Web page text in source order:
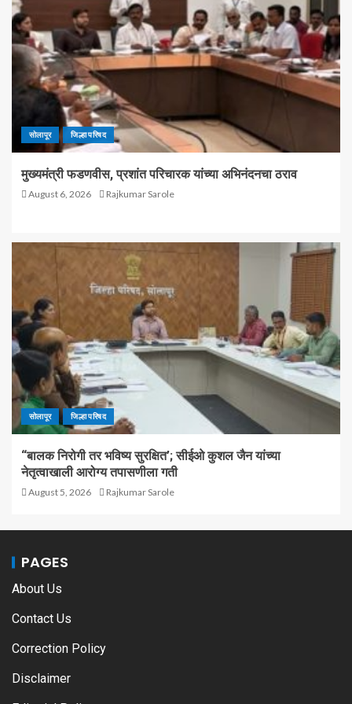
सोलापूर जिल्हा परिषद
मुख्यमंत्री फडणवीस, प्रशांत परिचारक यांच्या अभिनंदनचा ठराव
August 6, 2026 Rajkumar Sarole
सोलापूर जिल्हा परिषद
“बालक निरोगी तर भविष्य सुरक्षित’; सीईओ कुशल जैन यांच्या
नेतृत्वाखाली आरोग्य तपासणीला गती
August 5, 2026 Rajkumar Sarole
PAGES
About Us
Contact Us
Correction Policy
Disclaimer